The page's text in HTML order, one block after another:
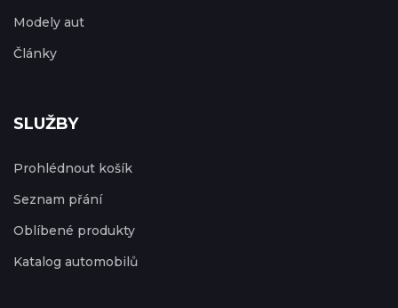
Modely aut
Články
SLUŽBY
Prohlédnout košík
Seznam přání
Oblíbené produkty
Katalog automobilů